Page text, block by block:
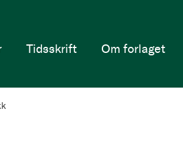
Tidsskrift Om forlaget